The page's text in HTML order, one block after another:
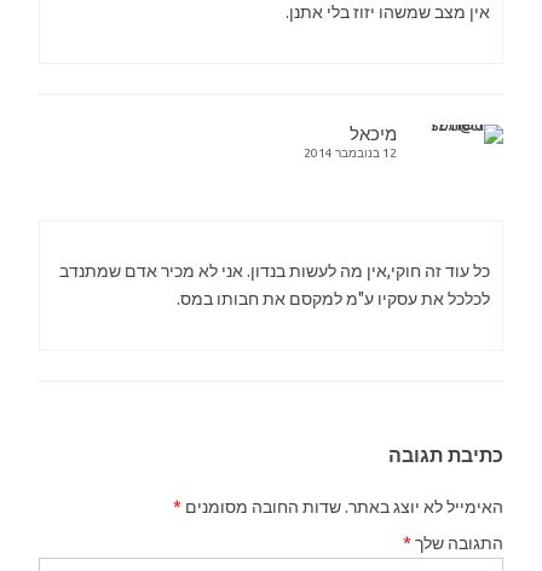
אין מצב שמשהו יזוז בלי אתנן.
מיכאל
12 בנובמבר 2014
כל עוד זה חוקי,אין מה לעשות בנדון. אני לא מכיר אדם שמתנדב
לכלכל את עסקיו ע"מ למקסם את חבותו במס.
כתיבת תגובה
האימייל לא יוצג באתר.שדות החובה מסומנים *
התגובה שלך *